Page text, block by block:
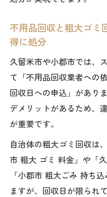
不用品回収と粗大ゴミ
得に処分
久留米市や小郡市では、
て「不用品回収業者への
回収日への申込」があり
デメリットがあるため、
が重要です。
自治体の粗大ゴミ回収は
市 粗大 ゴミ 料金」や「
「小郡市 粗大ごみ 持ち
ますが、回収日が限られ